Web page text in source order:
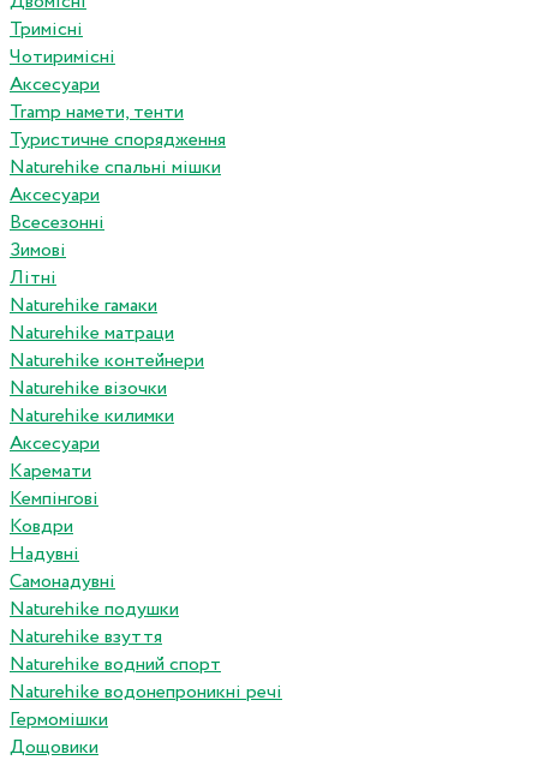
Тримісні
Чотиримісні
Аксесуари
Tramp намети, тенти
Туристичне спорядження
Naturehike спальні мішки
Аксесуари
Всесезонні
Зимові
Літні
Naturehike гамаки
Naturehike матраци
Naturehike контейнери
Naturehike візочки
Naturehike килимки
Аксесуари
Каремати
Кемпінгові
Ковдри
Надувні
Самонадувні
Naturehike подушки
Naturehike взуття
Naturehike водний спорт
Naturehike водонепроникні речі
Гермомішки
Дощовики